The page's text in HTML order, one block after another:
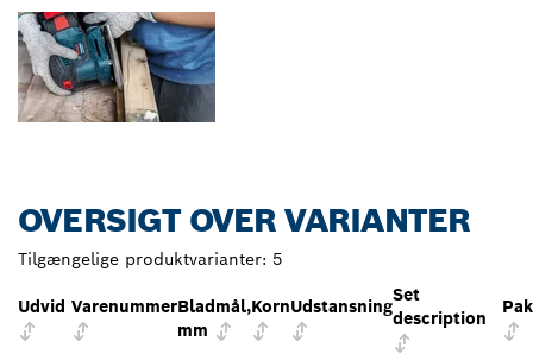
OVERSIGT OVER VARIANTER
Tilgængelige produktvarianter: 5
Udvid VarenummerBladmål,
mm
KornUdstansning
Set
description